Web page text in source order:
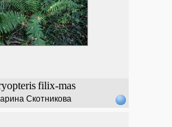
filix-mas
Скотникова